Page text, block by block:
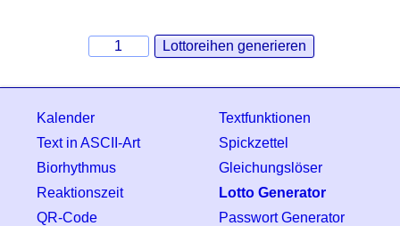
Kalender
Textfunktionen
Text in ASCII-Art
Spickzettel
Biorhythmus
Gleichungslöser
Reaktionszeit
Lotto Generator
QR-Code
Passwort Generator